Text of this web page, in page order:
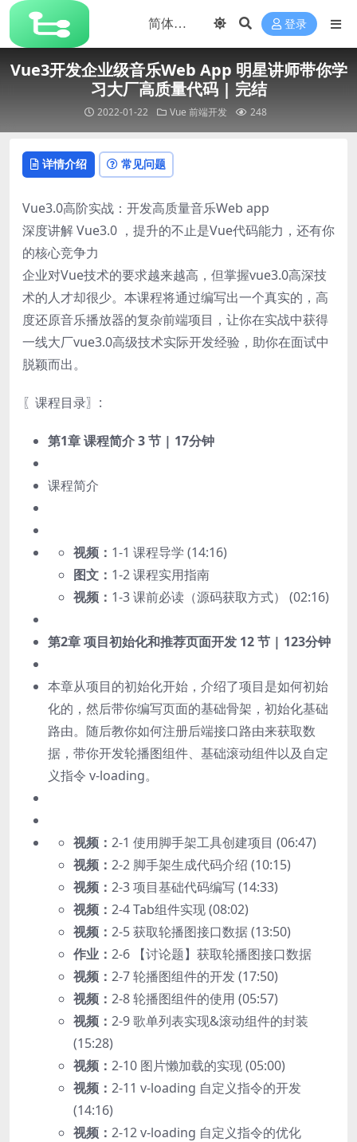
登录
Vue3开发企业级音乐Web App 明星讲师带你学
习大厂高质量代码 | 完结
2022-01-22 Vue 前端开发 248
详情介绍 常见问题
Vue3.0高阶实战：开发高质量音乐Web app
深度讲解 Vue3.0 ，提升的不止是Vue代码能力，还有你
的核心竞争力
企业对Vue技术的要求越来越高，但掌握vue3.0高深技
术的人才却很少。本课程将通过编写出一个真实的，高
度还原音乐播放器的复杂前端项目，让你在实战中获得
一线大厂vue3.0高级技术实际开发经验，助你在面试中
脱颖而出。
〖课程目录〗:
第1章 课程简介3 节 | 17分钟
课程简介
视频： 1-1 课程导学 (14:16)
图文： 1-2 课程实用指南
视频： 1-3 课前必读（源码获取方式） (02:16)
第2章 项目初始化和推荐页面开发 12 节 | 123分钟
本章从项目的初始化开始，介绍了项目是如何初始
化的，然后带你编写页面的基础骨架，初始化基础
路由。随后教你如何注册后端接口路由来获取数
据，带你开发轮播图组件、基础滚动组件以及自定
义指令 v-loading。
视频： 2-1 使用脚手架工具创建项目 (06:47)
视频： 2-2 脚手架生成代码介绍 (10:15)
视频： 2-3 项目基础代码编写 (14:33)
视频： 2-4 Tab组件实现 (08:02)
视频： 2-5 获取轮播图接口数据 (13:50)
作业： 2-6 【讨论题】获取轮播图接口数据
视频： 2-7 轮播图组件的开发 (17:50)
视频： 2-8 轮播图组件的使用 (05:57)
视频： 2-9 歌单列表实现&滚动组件的封装
(15:28)
视频： 2-10 图片懒加载的实现 (05:00)
视频： 2-11 v-loading 自定义指令的开发
(14:16)
视频： 2-12 v-loading 自定义指令的优化